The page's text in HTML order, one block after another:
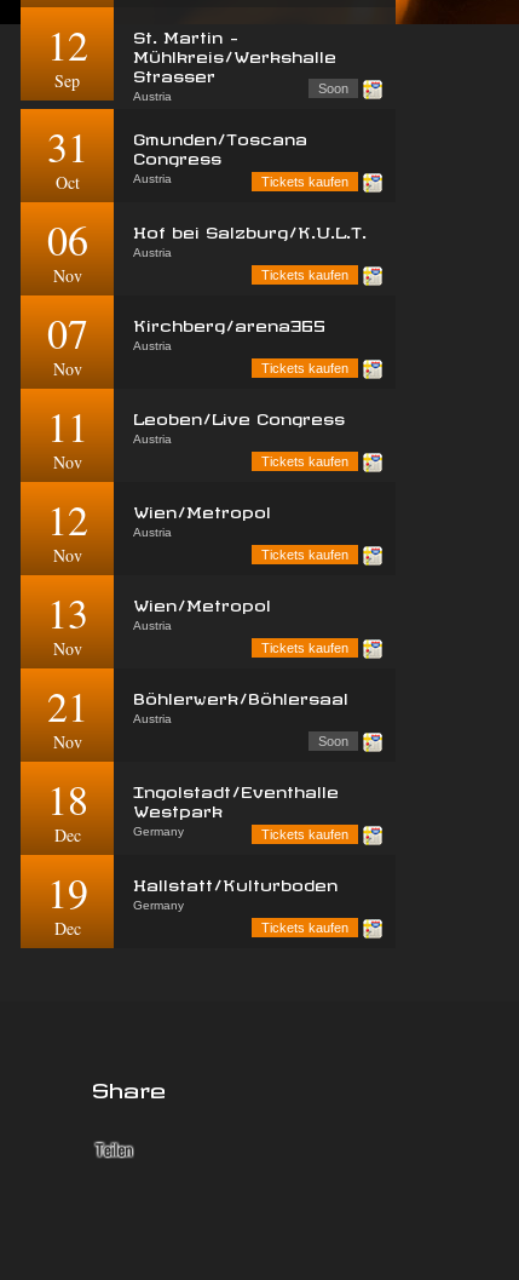
12
Sep
St. Martin -
Mühlkreis/Werkshalle
Strasser
Austria
Soon
31
Oct
Gmunden/Toscana
Congress
Austria
Tickets kaufen
06
Nov
Hof bei Salzburg/K.U.L.T.
Austria
Tickets kaufen
07
Nov
Kirchberg/arena365
Austria
Tickets kaufen
11
Nov
Leoben/Live Congress
Austria
Tickets kaufen
12
Nov
Wien/Metropol
Austria
Tickets kaufen
13
Nov
Wien/Metropol
Austria
Tickets kaufen
21
Nov
Böhlerwerk/Böhlersaal
Austria
Soon
18
Dec
Ingolstadt/Eventhalle
Westpark
Germany
Tickets kaufen
19
Dec
Hallstatt/Kulturboden
Germany
Tickets kaufen
Share